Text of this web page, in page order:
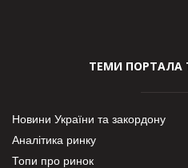
ТЕМИ ПОРТАЛА
Новини України та закордону
Аналітика ринку
Топи про ринок